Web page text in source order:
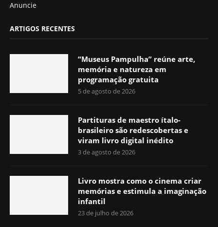
Anuncie
ARTIGOS RECENTES
“Museus Pampulha” reúne arte,
memória e natureza em
programação gratuita
5 de agosto de 2026
Partituras de maestro ítalo-
brasileiro são redescobertas e
viram livro digital inédito
3 de agosto de 2026
Livro mostra como o cinema criar
memórias e estimula a imaginação
infantil
23 de julho de 2026